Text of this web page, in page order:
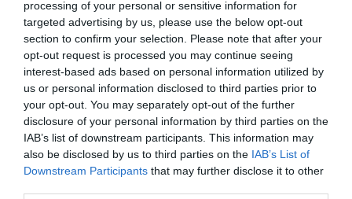
processing of your personal or sensitive information for
targeted advertising by us, please use the below opt-out
section to confirm your selection. Please note that after your
opt-out request is processed you may continue seeing
interest-based ads based on personal information utilized by
us or personal information disclosed to third parties prior to
your opt-out. You may separately opt-out of the further
disclosure of your personal information by third parties on the
IAB’s list of downstream participants. This information may
also be disclosed by us to third parties on the IAB’s List of
Downstream Participants that may further disclose it to other
Θρήνος στο ελληνικό ποδόσφαιρο: Πέθανε ο
Παρασκευάς Άντζας σε ηλικία 49 ετών